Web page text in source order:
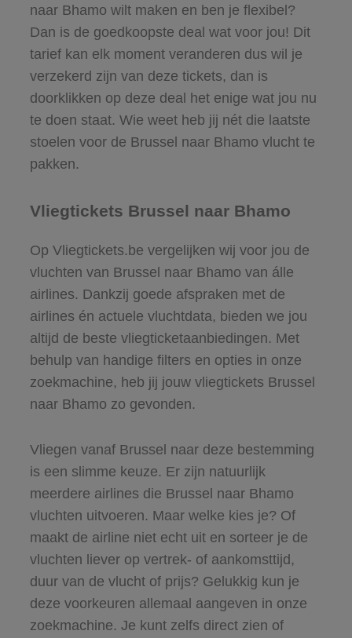
naar Bhamo wilt maken en ben je flexibel?
Dan is de goedkoopste deal wat voor jou! Dit
tarief kan elk moment veranderen dus wil je
verzekerd zijn van deze tickets, dan is
doorklikken op deze deal het enige wat jou nu
te doen staat. Wie weet heb jij nét die laatste
stoelen voor de Brussel naar Bhamo vlucht te
pakken.
Vliegtickets Brussel naar Bhamo
Op Vliegtickets.be vergelijken wij voor jou de
vluchten van Brussel naar Bhamo van álle
airlines. Dankzij goede afspraken met de
airlines én actuele vluchtdata, bieden we jou
altijd de beste vliegticketaanbiedingen. Met
behulp van handige filters en opties in onze
zoekmachine, heb jij jouw vliegtickets Brussel
naar Bhamo zo gevonden.
Vliegen vanaf Brussel naar deze bestemming
is een slimme keuze. Er zijn natuurlijk
meerdere airlines die Brussel naar Bhamo
vluchten uitvoeren. Maar welke kies je? Of
maakt de airline niet echt uit en sorteer je de
vluchten liever op vertrek- of aankomsttijd,
duur van de vlucht of prijs? Gelukkig kun je
deze voorkeuren allemaal aangeven in onze
zoekmachine. Je kunt zelfs direct zien of